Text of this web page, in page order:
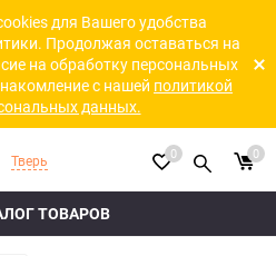
для Вашего удобства
Продолжая оставаться на
на обработку персональных
с нашей политикой
данных.
ТОВАРОВ
Тверь 0 0